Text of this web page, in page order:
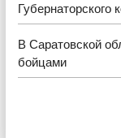
Губернаторского
В Саратовской
бойцами